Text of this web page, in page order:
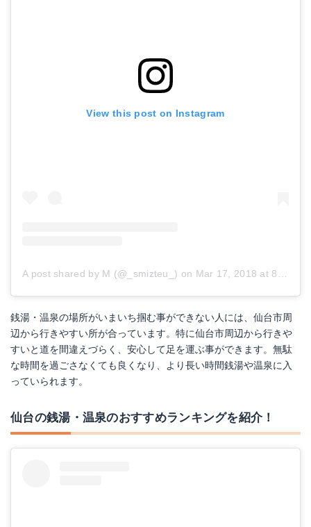
View this post on Instagram
A post shared by M (@_smizteu_) on Mar 17, 2018 at 8:29pm PDT
銭湯・温泉の場所がいまいち掴む事ができない人には、仙台市周
辺から行きやすい所が合っています。特に仙台市周辺から行きや
すいと道を間違えづらく、安心して足を運ぶ事ができます。無駄
な時間を過ごさなくても良くなり、より長い時間銭湯や温泉に入
っていられます。
仙台の銭湯・温泉のおすすめランキングを紹介！